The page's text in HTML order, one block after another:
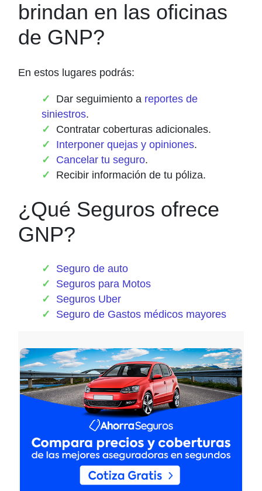
brindan en las oficinas
de GNP?
En estos lugares podrás:
Dar seguimiento a reportes de
siniestros.
Contratar coberturas adicionales.
Interponer quejas y opiniones.
Cancelar tu seguro.
Recibir información de tu póliza.
¿Qué Seguros ofrece
GNP?
Seguro de auto
Seguros para Motos
Seguros Uber
Seguro de Gastos médicos mayores